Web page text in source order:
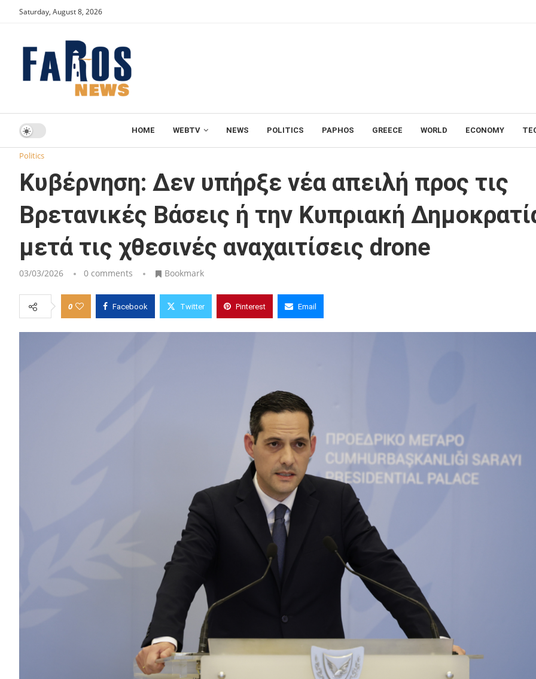
Saturday, August 8, 2026
HOME WEBTV NEWS POLITICS PAPHOS GREECE WORLD ECONOMY
Home Κυβέρνηση: Δεν υπήρξε νέα απειλή προς τις Βρετανικές Βάσεις ή την Κυπριακή Δημοκρατία μετά τις χθεσινές
Politics
Κυβέρνηση: Δεν υπήρξε νέα απειλή προς τις
Βρετανικές Βάσεις ή την Κυπριακή
μετά τις χθεσινές αναχαιτίσεις drone
03/03/2026 0 comments Bookmark
0 Facebook Twitter Pinterest Email